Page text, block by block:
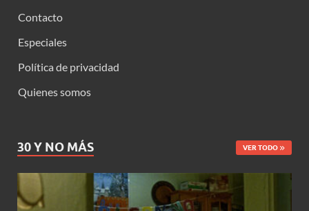
Contacto
Especiales
Política de privacidad
Quienes somos
30 Y NO MÁS VER TODO